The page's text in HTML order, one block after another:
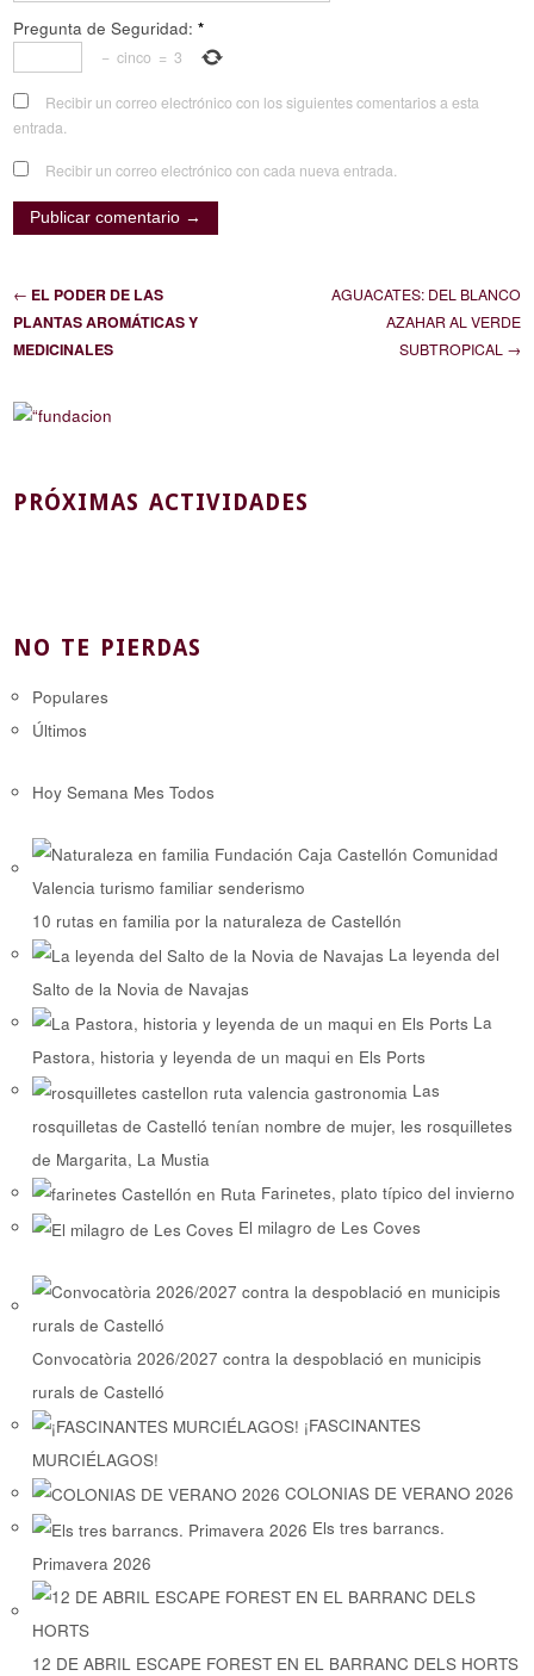
Pregunta de Seguridad: *
− cinco = 3
Recibir un correo electrónico con los siguientes comentarios a esta
entrada.
Recibir un correo electrónico con cada nueva entrada.
← EL PODER DE LAS
PLANTAS AROMÁTICAS Y
MEDICINALES
AGUACATES: DEL BLANCO
AZAHAR AL VERDE
SUBTROPICAL →
PRÓXIMAS ACTIVIDADES
NO TE PIERDAS
Populares
Últimos
Hoy Semana Mes Todos
10 rutas en familia por la naturaleza de Castellón
La leyenda del
Salto de la Novia de Navajas
La
Pastora, historia y leyenda de un maqui en Els Ports
Las
rosquilletas de Castelló tenían nombre de mujer, les rosquilletes
de Margarita, La Mustia
Farinetes, plato típico del invierno
El milagro de Les Coves
Convocatòria 2026/2027 contra la despoblació en municipis
rurals de Castelló
¡FASCINANTES
MURCIÉLAGOS!
COLONIAS DE VERANO 2026
Els tres barrancs.
Primavera 2026
12 DE ABRIL ESCAPE FOREST EN EL BARRANC DELS HORTS